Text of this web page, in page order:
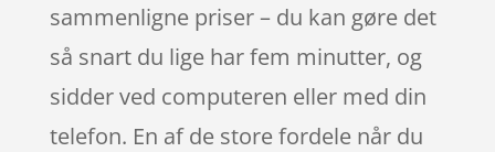
sammenligne priser – du kan gøre det
så snart du lige har fem minutter, og
sidder ved computeren eller med din
telefon. En af de store fordele når du